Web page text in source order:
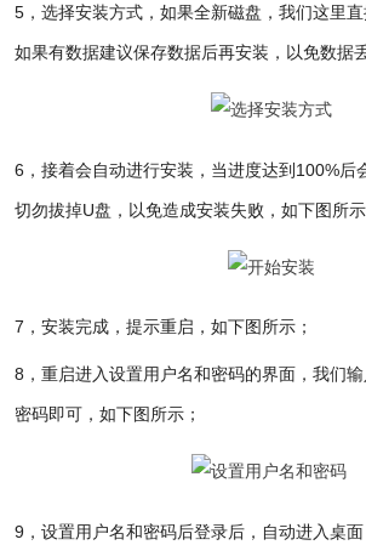
5，选择安装方式，如果全新磁盘，我们这里直
如果有数据建议保存数据后再安装，以免数据
6，接着会自动进行安装，当进度达到100%后
切勿拔掉U盘，以免造成安装失败，如下图所示
7，安装完成，提示重启 ，如下图所示；
8，重启进入设置用户名和密码的界面，我们
密码即可，如下图所示；
9，设置用户名和密码后登录后，自动进入桌